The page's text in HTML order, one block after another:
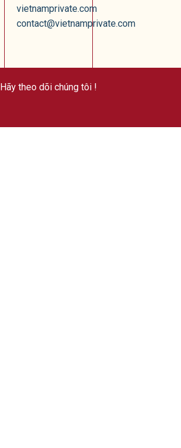
vietnamprivate.com
contact@vietnamprivate.com
Hãy theo dõi chúng tôi !